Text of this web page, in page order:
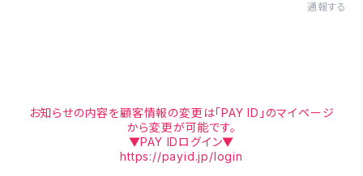
通報する
お知らせの内容を顧客情報の変更は「PAY ID」のマイページ
から変更が可能です。
▼PAY IDログイン▼
https://payid.jp/login